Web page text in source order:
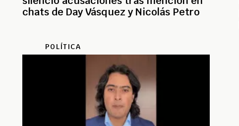
chats de Day Vásquez y Nicolás Petro
POLÍTICA